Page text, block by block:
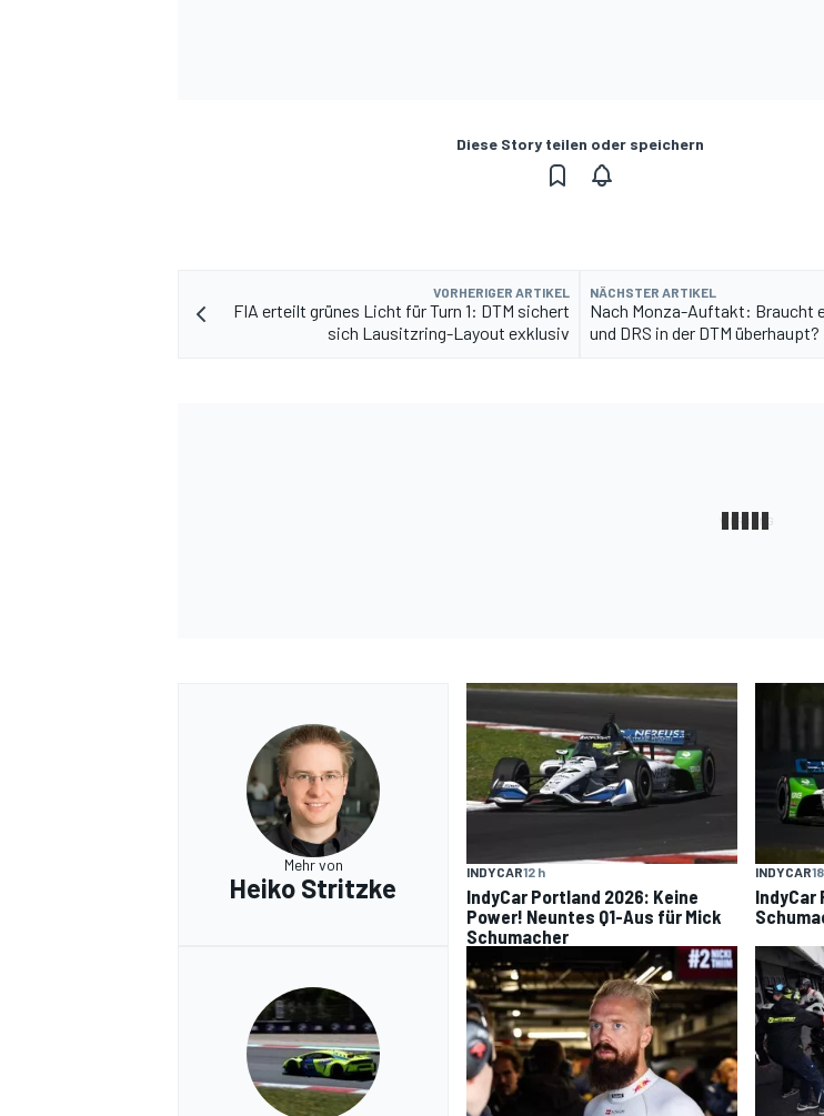
Diese Story teilen oder speichern
VORHERIGER ARTIKEL
FIA erteilt grünes Licht für Turn 1: DTM sichert
sich Lausitzring-Layout exklusiv
NÄCHSTER ARTIKEL
Nach Monza-Auftakt: Braucht
und DRS in der DTM überhaupt?
Mehr von
Heiko Stritzke
INDYCAR12 h
IndyCar Portland 2026: Keine
Power! Neuntes Q1-Aus für Mick
Schumacher
INDYCAR
IndyCar